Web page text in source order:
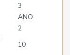
3
ANO
2
10